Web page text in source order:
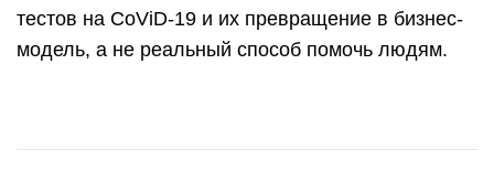
тестов на CoViD-19 и их превращение в бизнес-
модель, а не реальный способ помочь людям.